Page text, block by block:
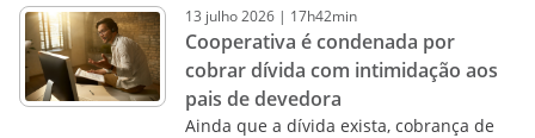
13 julho2026 | 17h42min
Cooperativa é condenada por
cobrar dívida com intimidação aos
pais de devedora
Ainda que a dívida exista, cobrança de